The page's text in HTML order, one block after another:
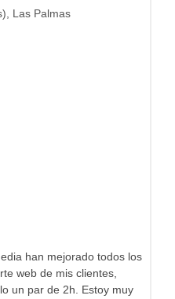
Las Palmas
han mejorado todos los
web de mis clientes,
un par de 2h. Estoy muy